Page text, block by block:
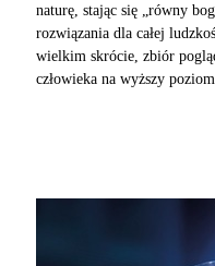
naturę, stając się „równy
rozwiązania dla całej
wielkim skrócie, zbiór
człowieka na wyższy poziom